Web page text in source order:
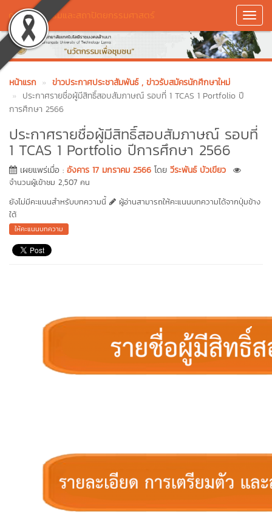
คณะศิลปกรรมและสถาปัตยกรรมศาสตร์
หน้าแรก ข่าวประกาศประชาสัมพันธ์ , ข่าวรับสมัครนักศึกษาใหม่
ประกาศรายชื่อผู้มีสิทธิ์สอบสัมภาษณ์ รอบที่ 1 TCAS 1 Portfolio ปี
การศึกษา 2566
ประกาศรายชื่อผู้มีสิทธิ์สอบสัมภาษณ์ รอบที่
1 TCAS 1 Portfolio ปีการศึกษา 2566
เผยแพร่เมื่อ : อังคาร 17 มกราคม 2566 โดย วีระพันธ์ บัวเขียว
จำนวนผู้เข้าชม 2,507 คน
ยังไม่มีคะแนนสำหรับบทความนี้
ผู้อ่านสามารถให้คะแนนบทความได้จากปุ่มข้าง
ใต้
ให้คะแนนบทความ